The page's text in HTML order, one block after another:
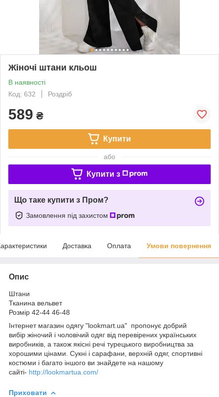
Жіночі штани кльош
В наявності
Код: 632
Роздріб
589 ₴
Купити
або
Купити з
Що таке купити з Пром?
Замовлення під захистом
Доставка Оплата Умови повернення
Опис
Штани
Тканина вельвет
Розмір 42-44 46-48
Інтернет магазин одягу "lookmart.ua" пропонує добрий
вибір жіночий і чоловічий одяг від перевірених українських
виробників, а також якісні речі турецького виробництва за
хорошими цінами. Сукні і сарафани, верхній одяг, спортивні
костюми і багато іншого ви знайдете на нашому
сайті- http://lookmartua.com/
Приховати